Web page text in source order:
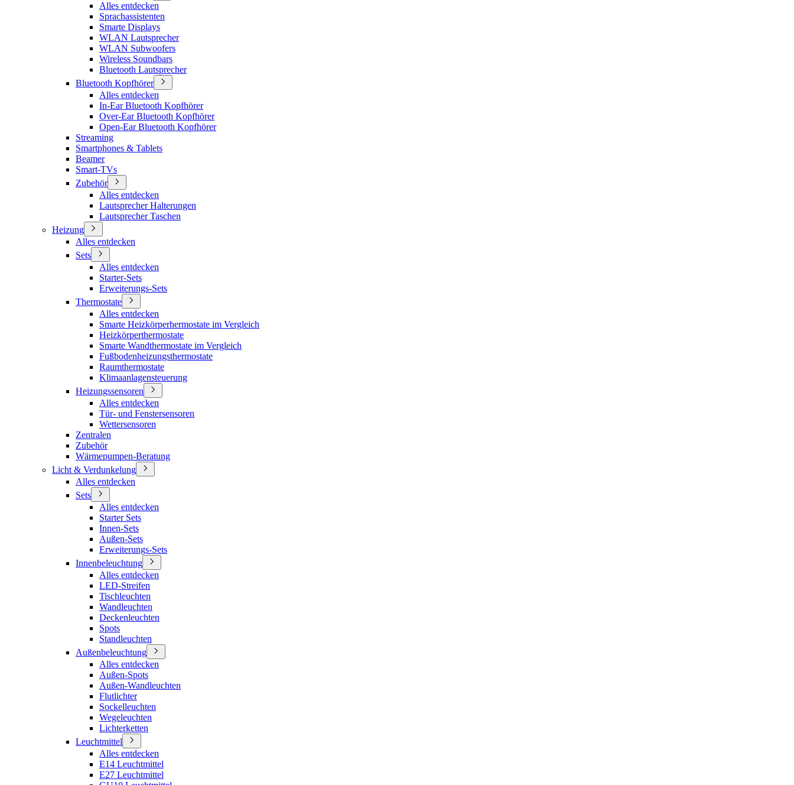
Alles entdecken
Sprachassistenten
Smarte Displays
WLAN Lautsprecher
WLAN Subwoofers
Wireless Soundbars
Bluetooth Lautsprecher
Bluetooth Kopfhörer
Alles entdecken
In-Ear Bluetooth Kopfhörer
Over-Ear Bluetooth Kopfhörer
Open-Ear Bluetooth Kopfhörer
Streaming
Smartphones & Tablets
Beamer
Smart-TVs
Zubehör
Alles entdecken
Lautsprecher Halterungen
Lautsprecher Taschen
Heizung
Alles entdecken
Sets
Alles entdecken
Starter-Sets
Erweiterungs-Sets
Thermostate
Alles entdecken
Smarte Heizkörperhermostate im Vergleich
Heizkörperthermostate
Smarte Wandthermostate im Vergleich
Fußbodenheizungsthermostate
Raumthermostate
Klimaanlagensteuerung
Heizungssensoren
Alles entdecken
Tür- und Fenstersensoren
Wettersensoren
Zentralen
Zubehör
Wärmepumpen-Beratung
Licht & Verdunkelung
Alles entdecken
Sets
Alles entdecken
Starter Sets
Innen-Sets
Außen-Sets
Erweiterungs-Sets
Innenbeleuchtung
Alles entdecken
LED-Streifen
Tischleuchten
Wandleuchten
Deckenleuchten
Spots
Standleuchten
Außenbeleuchtung
Alles entdecken
Außen-Spots
Außen-Wandleuchten
Flutlichter
Sockelleuchten
Wegeleuchten
Lichterketten
Leuchtmittel
Alles entdecken
E14 Leuchtmittel
E27 Leuchtmittel